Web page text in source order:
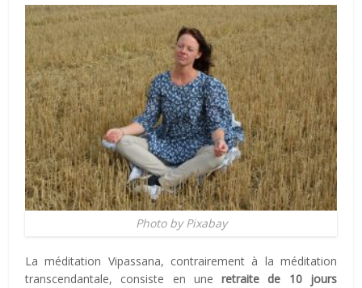
Photo by Pixabay
La méditation Vipassana, contrairement à la méditation
transcendantale, consiste en uneretraite de 10 jours